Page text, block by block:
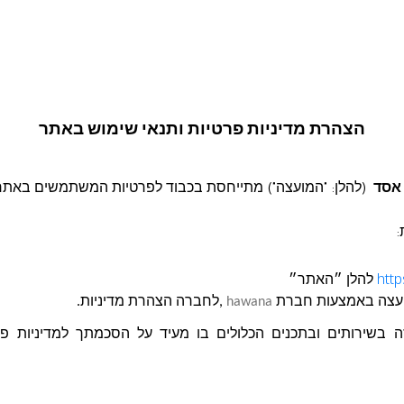
בקשה להצעת
במרחב
של המועצה
בתחומה המוניציפלי של
הצהרת מדיניות פרטיות ותנאי שימוש באתר
אסד (להלן: "המועצה") מתייחסת בכבוד לפרטיות המשתמשים
:
להלן ״האתר״
באמצעות חברת hawana ,לחברה הצהרת מדיניות.
ובתכנים הכלולים בו מעיד על הסכמתך למדיניות